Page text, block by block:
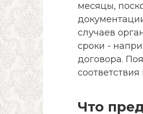
месяцы,
случаев
сроки -
договора.
Что